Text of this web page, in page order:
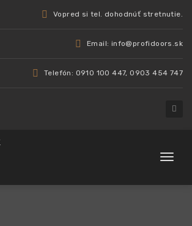
Vopred si tel. dohodnúť stretnutie.
Email: info@profidoors.sk
Telefón: 0910 100 447, 0903 454 747
Toggle